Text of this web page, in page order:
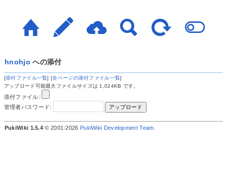
hnohjo への添付
[添付ファイル一覧] [全ページの添付ファイル一覧]
アップロード可能最大ファイルサイズは 1,024KB です。
添付ファイル:
管理者パスワード:
PukiWiki 1.5.4 © 2001-2026 PukiWiki Development Team